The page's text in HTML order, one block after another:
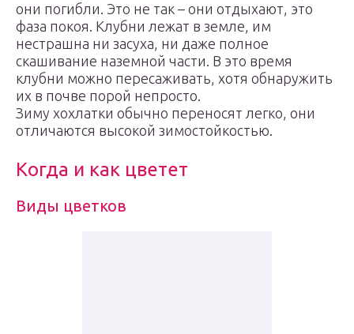
они погибли. Это не так – они отдыхают, это
фаза покоя. Клубни лежат в земле, им
нестрашна ни засуха, ни даже полное
скашивание наземной части. В это время
клубни можно пересаживать, хотя обнаружить
их в почве порой непросто.
Зиму хохлатки обычно переносят легко, они
отличаются высокой зимостойкостью.
Когда и как цветет
Виды цветков